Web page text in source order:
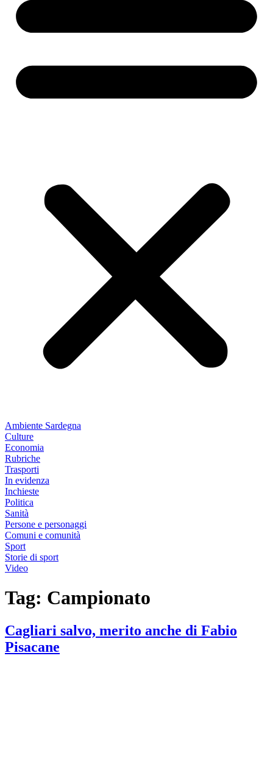
Ambiente Sardegna
Culture
Economia
Rubriche
Trasporti
In evidenza
Inchieste
Politica
Sanità
Persone e personaggi
Comuni e comunità
Sport
Storie di sport
Video
Tag: Campionato
Cagliari salvo, merito anche di Fabio
Pisacane